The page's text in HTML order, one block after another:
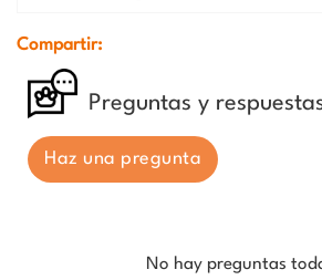
Compartir:
Preguntas y
Haz una pregunta
No hay preguntas